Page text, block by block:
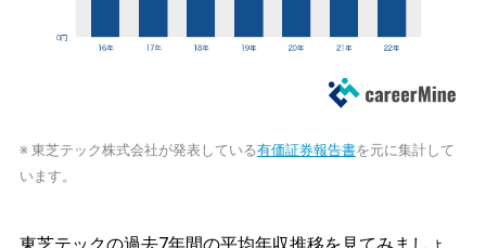
※ 東芝テック株式会社が発表している有価証券報告書を元に集計して
います。
東芝テックの過去7年間の平均年収推移を見てみましょ